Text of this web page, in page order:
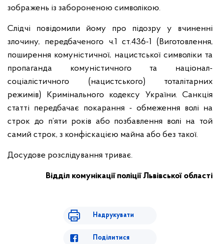
зображень із забороненою символікою.
Слідчі повідомили йому про підозру у вчиненні
злочину, передбаченого ч.1 ст.436-1 (Виготовлення,
поширення комуністичної, нацистської символіки та
пропаганда комуністичного та націонал-
соціалістичного (нацистського) тоталітарних
режимів) Кримінального кодексу України. Санкція
статті передбачає покарання - обмеження волі на
строк до п’яти років або позбавлення волі на той
самий строк, з конфіскацією майна або без такої.
Досудове розслідування триває.
Відділ комунікації поліції Львівської області
Надрукувати
Поділитися